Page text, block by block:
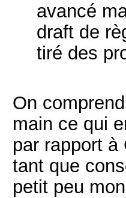
avancé
draft de
tiré des
On
main ce qui
par rapport
tant que
petit peu